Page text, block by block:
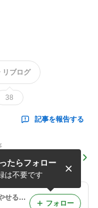
リブログ
38
記事を報告する
楽しかった(^o^)
くわばたりえオフィシャルブログ「やせる思い」 by Ameba
たらフォロー
は不要です
フォロー